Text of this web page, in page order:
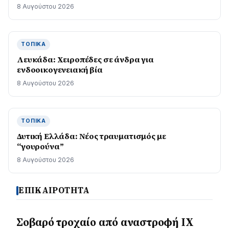
8 Αυγούστου 2026
ΤΟΠΙΚΆ
Λευκάδα: Χειροπέδες σε άνδρα για
ενδοοικογενειακή βία
8 Αυγούστου 2026
ΤΟΠΙΚΆ
Δυτική Ελλάδα: Νέος τραυματισμός με
“γουρούνα”
8 Αυγούστου 2026
ΕΠΙΚΑΙΡΟΤΗΤΑ
Σοβαρό τροχαίο από αναστροφή ΙΧ